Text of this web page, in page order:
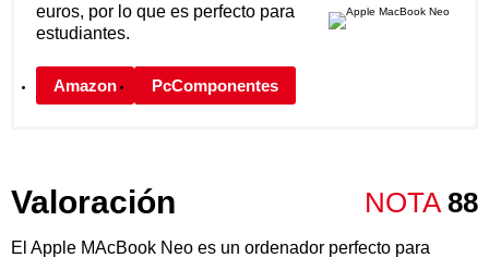
Amazon PcComponentes
euros, por lo que es perfecto para
estudiantes.
Valoración NOTA 88
El Apple MAcBook Neo es un ordenador perfecto para